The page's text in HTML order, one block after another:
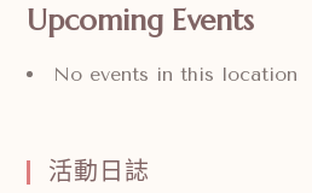
Upcoming Events
No events in this location
活動日誌